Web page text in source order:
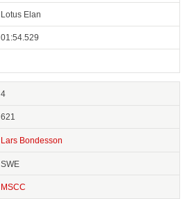
Lotus Elan
01:54.529
4
621
Lars Bondesson
SWE
MSCC